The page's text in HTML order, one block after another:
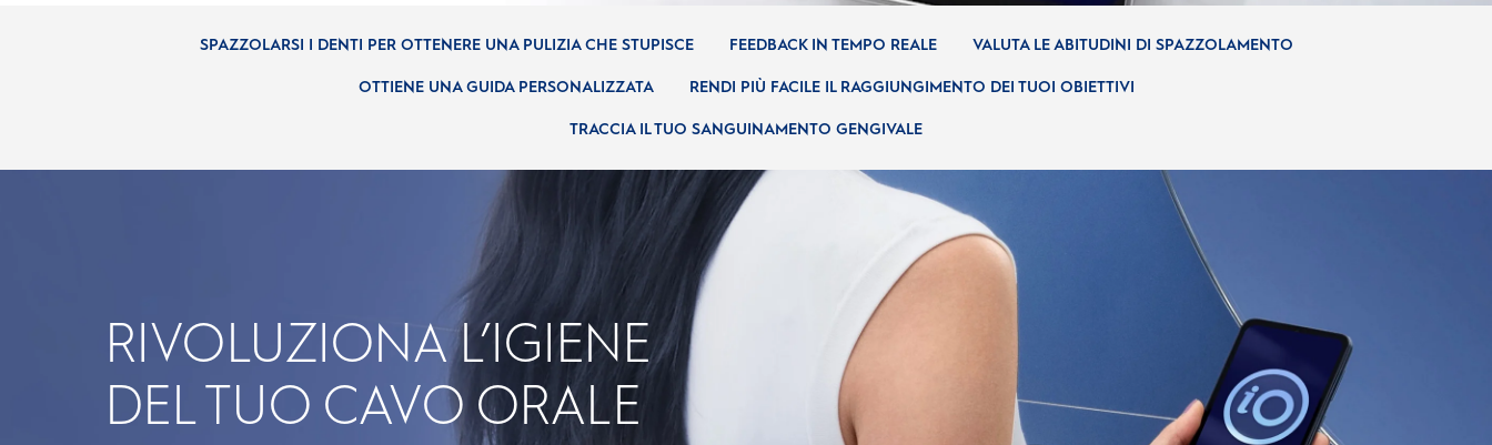
SPAZZOLARSI I DENTI PER OTTENERE UNA PULIZIA CHE STUPISCE FEEDBACK IN TEMPO REALE VALUTA LE ABITUDINI DI SPAZZOLAMENTO
OTTIENE UNA GUIDA PERSONALIZZATA RENDI PIÙ FACILE IL RAGGIUNGIMENTO DEI TUOI OBIETTIVI
TRACCIA IL TUO SANGUINAMENTO GENGIVALE
RIVOLUZIONA L’IGIENE
DEL TUO CAVO ORALE